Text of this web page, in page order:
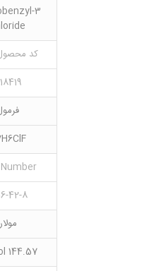
کد
42-8
مولار
144.57 g/mol